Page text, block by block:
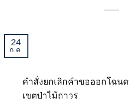
24
ก.ค.
คำสั่งยกเลิกคำขอออกโฉ
เขตป่าไม้ถาวร